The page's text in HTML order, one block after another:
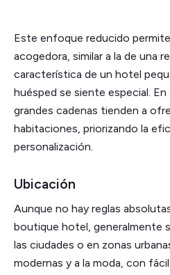
Este enfoque reducido
acogedora, similar a la de una
característica de un hotel
huésped se siente especial.
grandes cadenas tienden a
habitaciones, priorizando la
personalización.
Ubicación
Aunque no hay reglas
boutique hotel, generalmente
las ciudades o en zonas
modernas y a la moda, con